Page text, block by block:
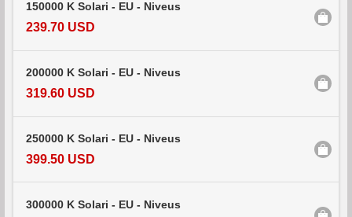
150000 K Solari - EU - Niveus
239.70 USD
200000 K Solari - EU - Niveus
319.60 USD
250000 K Solari - EU - Niveus
399.50 USD
300000 K Solari - EU - Niveus